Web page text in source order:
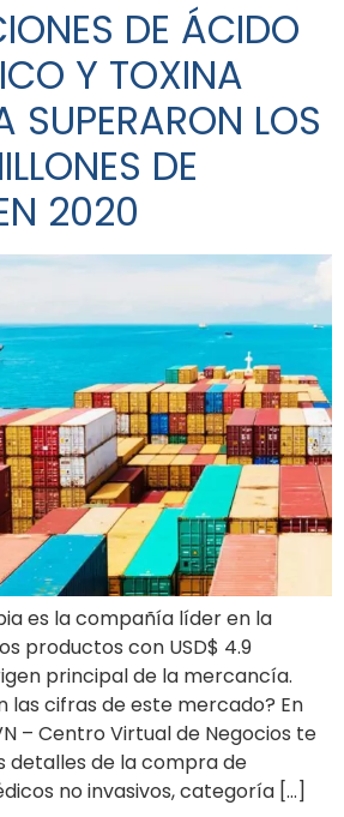
DE ÁCIDO
Y TOXINA
SUPERARON LOS
DE
2020
es la compañía líder en la
productos con USD$ 4.9
principal de la mercancía.
las cifras de este mercado? En
– Centro Virtual de Negocios te
detalles de la compra de
no invasivos, categoría […]